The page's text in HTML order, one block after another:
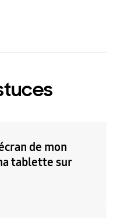
de mon
tablette sur